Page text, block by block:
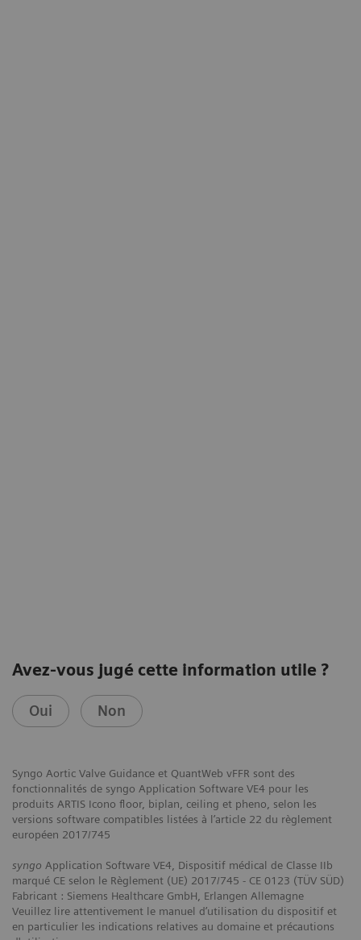
Avez-vous jugé cette information utile ?
Oui Non
Syngo Aortic Valve Guidance et QuantWeb vFFR sont des
fonctionnalités de syngo Application Software VE4 pour les
produits ARTIS Icono floor, biplan, ceiling et pheno, selon les
versions software compatibles listées à l’article 22 du règlement
européen 2017/745
syngo Application Software VE4, Dispositif médical de Classe IIb
marqué CE selon le Règlement (UE) 2017/745 - CE 0123 (TÜV SÜD)
Fabricant : Siemens Healthcare GmbH, Erlangen Allemagne
Veuillez lire attentivement le manuel d’utilisation du dispositif et
en particulier les indications relatives au domaine et précautions